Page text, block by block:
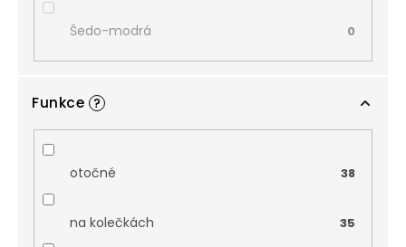
Šedo-modrá 0
Funkce ?
otočné 38
na kolečkách 35